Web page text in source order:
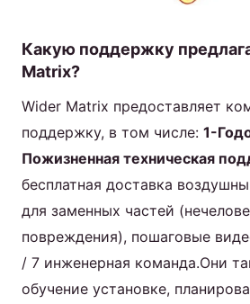
Какую поддержку
Matrix?
Wider Matrix предоставляет
поддержку, в том числе: 1-
Пожизненная техническая
бесплатная доставка
для заменных частей
повреждения), пошаговые
/ 7 инженерная команда.Они
обучение установке,